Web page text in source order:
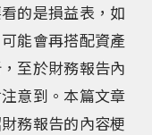
的是損益表，如
能會再搭配資產
至於財務報告內
意到。本篇文章
務報告的內容梗